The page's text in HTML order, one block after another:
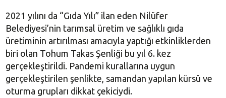
2021 yılını da “Gıda Yılı” ilan eden Nilüfer
Belediyesi’nin tarımsal üretim ve sağlıklı gıda
üretiminin artırılması amacıyla yaptığı etkinliklerden
biri olan Tohum Takas Şenliği bu yıl 6. kez
gerçekleştirildi. Pandemi kurallarına uygun
gerçekleştirilen şenlikte, samandan yapılan kürsü ve
oturma grupları dikkat çekiciydi.